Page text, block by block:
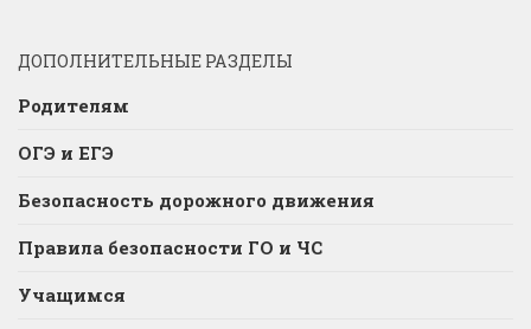
ДОПОЛНИТЕЛЬНЫЕ РАЗДЕЛЫ
Родителям
ОГЭ и ЕГЭ
Безопасность дорожного движения
Правила безопасности ГО и ЧС
Учащимся